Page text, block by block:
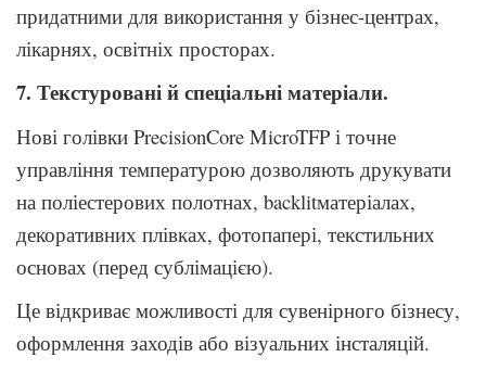
придатними для використання у бізнес-центрах,
лікарнях, освітніх просторах.
7. Текстуровані й спеціальні матеріали.
Нові голівки PrecisionCore MicroTFP і точне
управління температурою дозволяють друкувати
на поліестерових полотнах, backlitматеріалах,
декоративних плівках, фотопапері, текстильних
основах (перед сублімацією).
Це відкриває можливості для сувенірного бізнесу,
оформлення заходів або візуальних інсталяцій.